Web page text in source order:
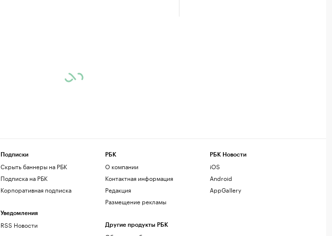
Подписки
Скрыть баннеры на РБК
Подписка на РБК
Корпоративная подписка
Уведомления
RSS Новости
РБК
О компании
Контактная информация
Редакция
Размещение рекламы
Другие продукты РБК
РБК Новости
iOS
Android
AppGallery